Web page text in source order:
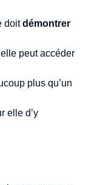
doitdémontrer
peut accéder
plus qu’un
elle d’y